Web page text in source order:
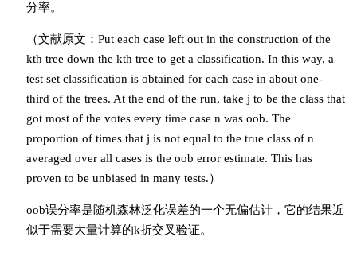
分率。
（文献原文：Put each case left out in the construction of the
kth tree down the kth tree to get a classification. In this way, a
test set classification is obtained for each case in about one-
third of the trees. At the end of the run, take j to be the class that
got most of the votes every time case n was oob. The
proportion of times that j is not equal to the true class of n
averaged over all cases is the oob error estimate. This has
proven to be unbiased in many tests.）
oob误分率是随机森林泛化误差的一个无偏估计，它的结果近
似于需要大量计算的k折交叉验证。